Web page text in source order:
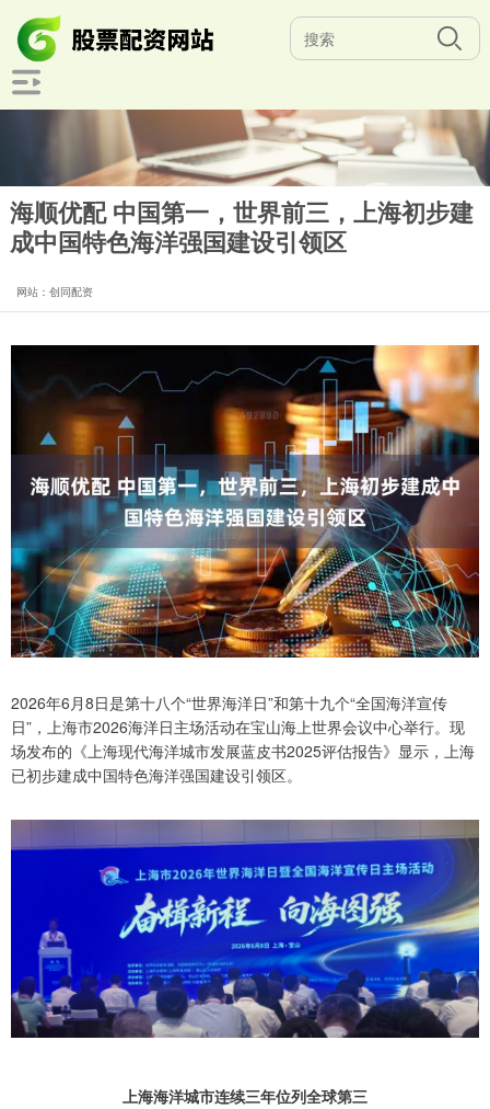
海顺优配 中国第一，世界前三，上海初步建
成中国特色海洋强国建设引领区
网站：创同配资
2026年6月8日是第十八个“世界海洋日”和第十九个“全国海洋宣传
日”，上海市2026海洋日主场活动在宝山海上世界会议中心举行。现
场发布的《上海现代海洋城市发展蓝皮书2025评估报告》显示，上海
已初步建成中国特色海洋强国建设引领区。
上海海洋城市连续三年位列全球第三